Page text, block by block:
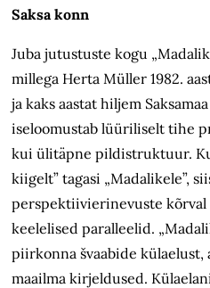
Saksa konn
Juba jutustuste kogu
millega Herta Müller 1982.
ja kaks aastat hiljem
iseloomustab lüüriliselt tihe
kui ülitäpne pildistruktuur.
kiigelt” tagasi „Madalikele”,
perspektiivierinevuste kõrval
keelelised paralleelid.
piirkonna švaabide
maailma kirjeldused.